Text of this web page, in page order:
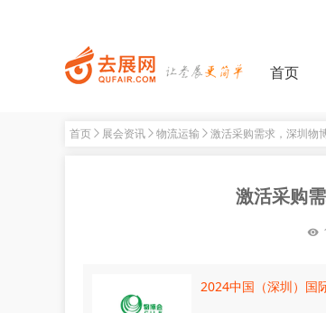
首页
首页 展会资讯 物流运输 激活采购需求，深圳物
激活采购
2024中国（深圳）国